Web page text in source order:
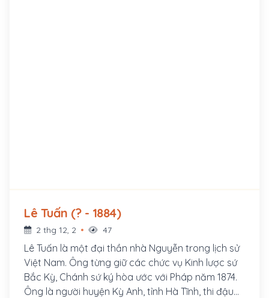
Lê Tuấn (? - 1884)
2 thg 12, 2 47
Lê Tuấn là một đại thần nhà Nguyễn trong lịch sử
Việt Nam. Ông từng giữ các chức vụ Kinh lược sứ
Bắc Kỳ, Chánh sứ ký hòa ước với Pháp năm 1874.
Ông là người huyện Kỳ Anh, tỉnh Hà Tĩnh, thi đậu